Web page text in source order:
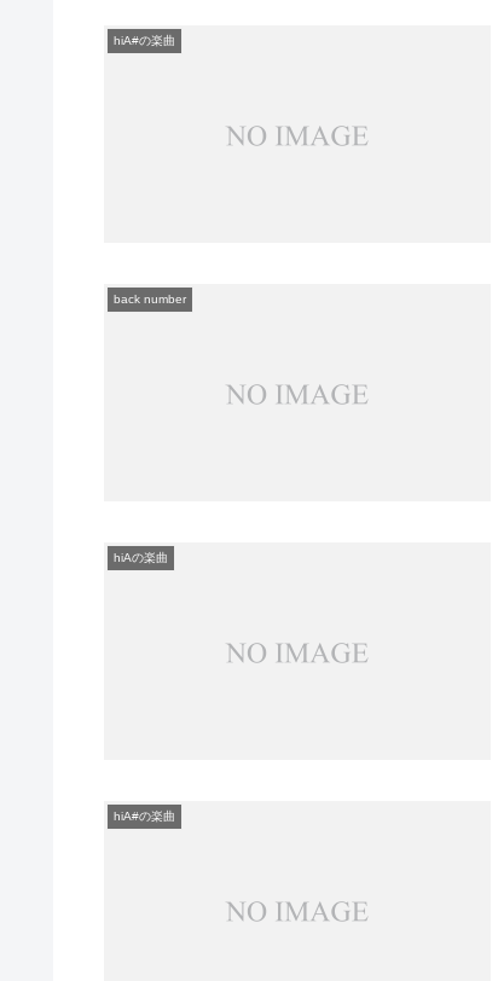
hiA#の楽曲
back number
hiAの楽曲
hiA#の楽曲